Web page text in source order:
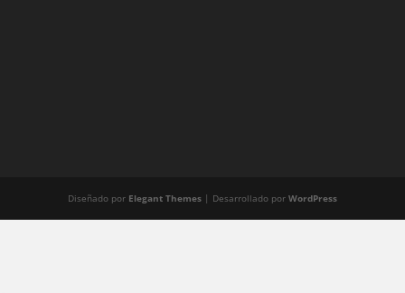
Diseñado por Elegant Themes| Desarrollado por WordPress